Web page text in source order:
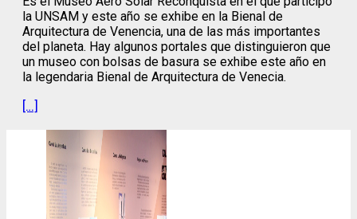
la UNSAM y este año se exhibe en la Bienal de
Arquitectura de Venencia, una de las más importantes
del planeta. Hay algunos portales que distinguieron que
un museo con bolsas de basura se exhibe este año en
la legendaria Bienal de Arquitectura de Venecia.
[…]